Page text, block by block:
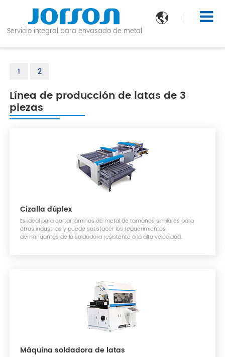

Servicio integral para envasado de metal
1 2
Línea de producción de latas de 3
piezas
Cizalla dúplex
Es ideal para cortar láminas de metal de tamaños similares para
otras industrias y puede satisfacer los requerimientos
demandantes de la soldadora resistente a la alta velocidad.
Máquina soldadora de latas